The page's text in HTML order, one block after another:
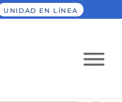
UNIDAD EN LÍNEA